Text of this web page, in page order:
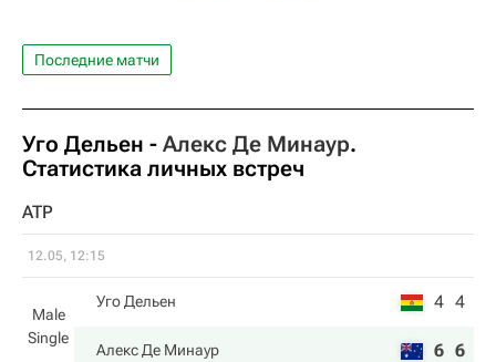
Последние матчи
Уго Дельен - Алекс Де Минаур.
Статистика личных встреч
ATP
12.05, 12:15
Male
Single
Уго Дельен 4 4
Алекс Де Минаур 6 6